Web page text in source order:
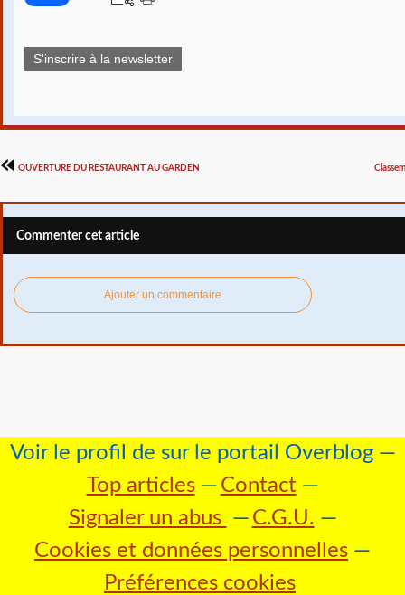
S'inscrire à la newsletter
OUVERTURE DU RESTAURANT AU GARDEN
Commenter cet article
Ajouter un commentaire
Voir le profil de sur le portail Overblog
Top articles
Contact
Signaler un abus
C.G.U.
Cookies et données personnelles
Préférences cookies